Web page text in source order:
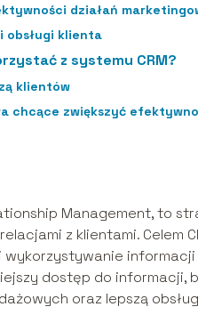
działań
obsługi klienta
z systemu CRM?
klientów
chcące zwiększyć
Management, to
z klientami.
dostęp do informacji,
oraz lepszą